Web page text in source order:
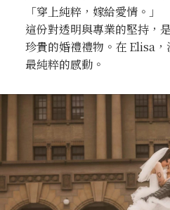
「穿上純粹，嫁給愛情。」
這份對透明與專業的堅持，
珍貴的婚禮禮物。在 Elisa
最純粹的感動。